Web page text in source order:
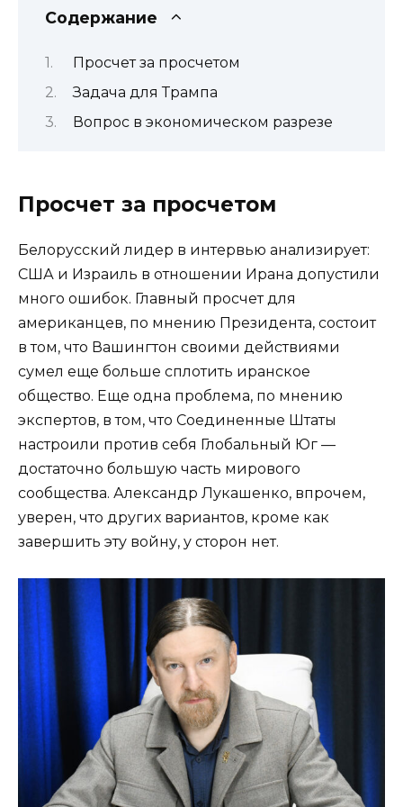
Содержание
Просчет за просчетом
Задача для Трампа
Вопрос в экономическом разрезе
Просчет за просчетом
Белорусский лидер в интервью анализирует:
США и Израиль в отношении Ирана допустили
много ошибок. Главный просчет для
американцев, по мнению Президента, состоит
в том, что Вашингтон своими действиями
сумел еще больше сплотить иранское
общество. Еще одна проблема, по мнению
экспертов, в том, что Соединенные Штаты
настроили против себя Глобальный Юг —
достаточно большую часть мирового
сообщества. Александр Лукашенко, впрочем,
уверен, что других вариантов, кроме как
завершить эту войну, у сторон нет.